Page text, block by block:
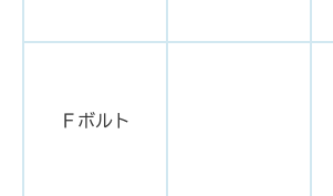
Ｆボルト